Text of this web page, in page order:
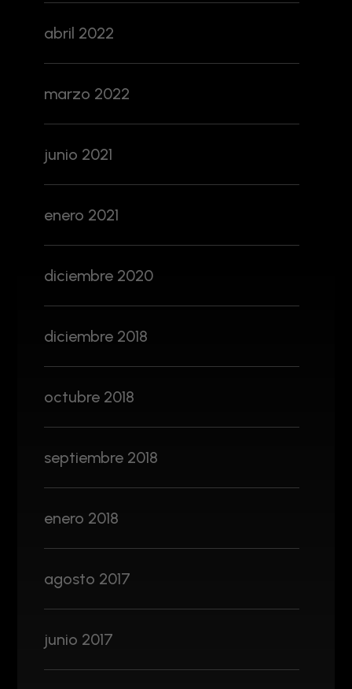
abril 2022
marzo 2022
junio 2021
enero 2021
diciembre 2020
diciembre 2018
octubre 2018
septiembre 2018
enero 2018
agosto 2017
junio 2017